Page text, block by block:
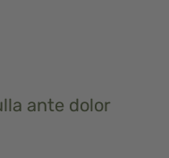
ante dolor